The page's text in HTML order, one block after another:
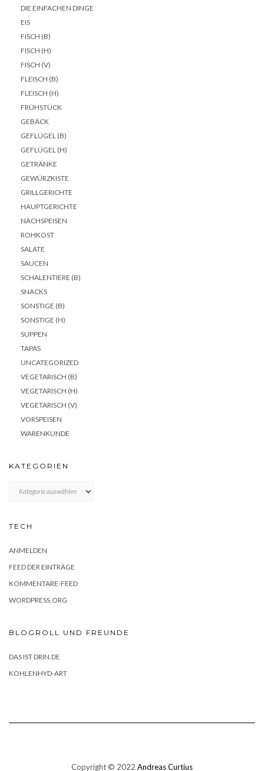
DIE EINFACHEN DINGE
EIS
FISCH (B)
FISCH (H)
FISCH (V)
FLEISCH (B)
FLEISCH (H)
FRÜHSTÜCK
GEBÄCK
GEFLÜGEL (B)
GEFLÜGEL (H)
GETRÄNKE
GEWÜRZKISTE
GRILLGERICHTE
HAUPTGERICHTE
NACHSPEISEN
ROHKOST
SALATE
SAUCEN
SCHALENTIERE (B)
SNACKS
SONSTIGE (B)
SONSTIGE (H)
SUPPEN
TAPAS
UNCATEGORIZED
VEGETARISCH (B)
VEGETARISCH (H)
VEGETARISCH (V)
VORSPEISEN
WARENKUNDE
KATEGORIEN
TECH
ANMELDEN
FEED DER EINTRÄGE
KOMMENTARE-FEED
WORDPRESS.ORG
BLOGROLL UND FREUNDE
DAS IST DRIN.DE
KOHLENHYD-ART
Copyright © 2022 Andreas Curtius